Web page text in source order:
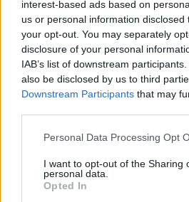
interest-based ads based on
us or personal information
your opt-out. You may separately
disclosure of your personal
IAB’s list of downstream
also be disclosed by us to third
Downstream Participants that may
Please note that this website/app
not limited to your visit or usage
grant or deny consent to Google
use your data for below specified
Personal Data Processing Opt
I want to opt-out of the Sharing
personal data.
Opted In
Ignazio Marinorómai
kiáltott, de a Teatro Costanzi
dolgozói szakszervezetei nem
sztrájkkal, amíg biztos
hogy a munkavállalók
bérüket is.